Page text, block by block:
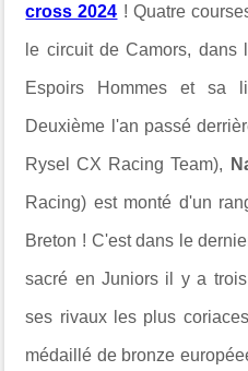
cross 2024 ! Quatre
le circuit de Camors, dans
Espoirs Hommes et sa
Deuxième l'an passé
Rysel CX Racing Team),
Racing) est monté d'un
Breton ! C'est dans le
sacré en Juniors il y a
ses rivaux les plus
médaillé de bronze